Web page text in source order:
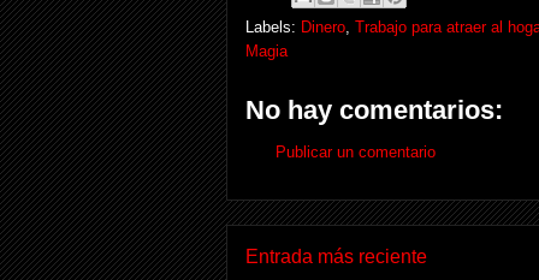
Labels: Dinero, Trabajo para atraer al
Magia
No hay comentarios:
Publicar un comentario
Entrada más reciente